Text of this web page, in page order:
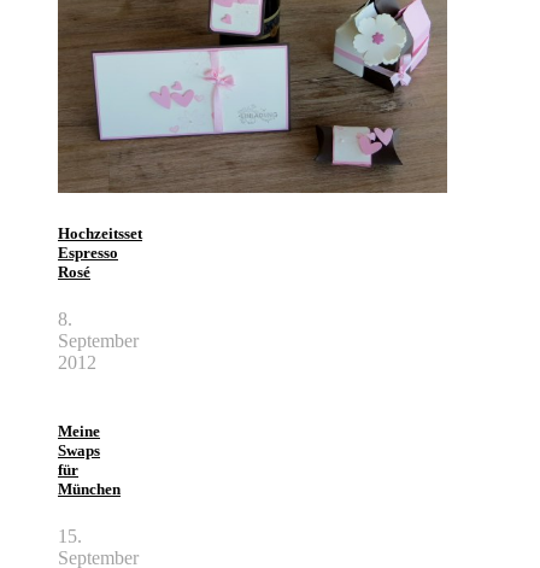
Hochzeitsset
Espresso
Rosé
8.
September
2012
Meine
Swaps
für
München
15.
September